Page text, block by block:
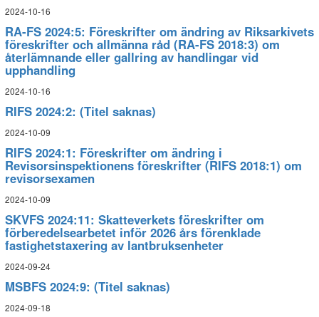
2024-10-16
RA-FS 2024:5: Föreskrifter om ändring av Riksarkivets
föreskrifter och allmänna råd (RA-FS 2018:3) om
återlämnande eller gallring av handlingar vid
upphandling
2024-10-16
RIFS 2024:2: (Titel saknas)
2024-10-09
RIFS 2024:1: Föreskrifter om ändring i
Revisorsinspektionens föreskrifter (RIFS 2018:1) om
revisorsexamen
2024-10-09
SKVFS 2024:11: Skatteverkets föreskrifter om
förberedelsearbetet inför 2026 års förenklade
fastighetstaxering av lantbruksenheter
2024-09-24
MSBFS 2024:9: (Titel saknas)
2024-09-18